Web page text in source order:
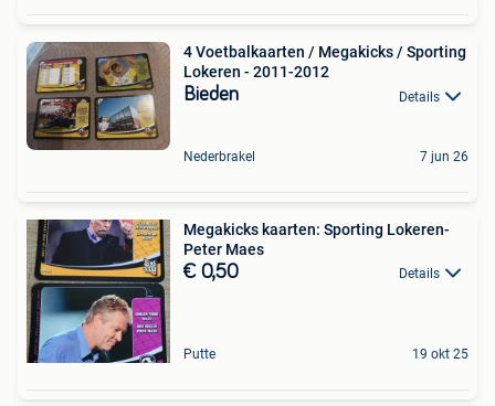
4 Voetbalkaarten / Megakicks / Sporting
Lokeren - 2011-2012
Bieden Details
Nederbrakel 7 jun 26
Megakicks kaarten: Sporting Lokeren-
Peter Maes
€ 0,50 Details
Putte 19 okt 25